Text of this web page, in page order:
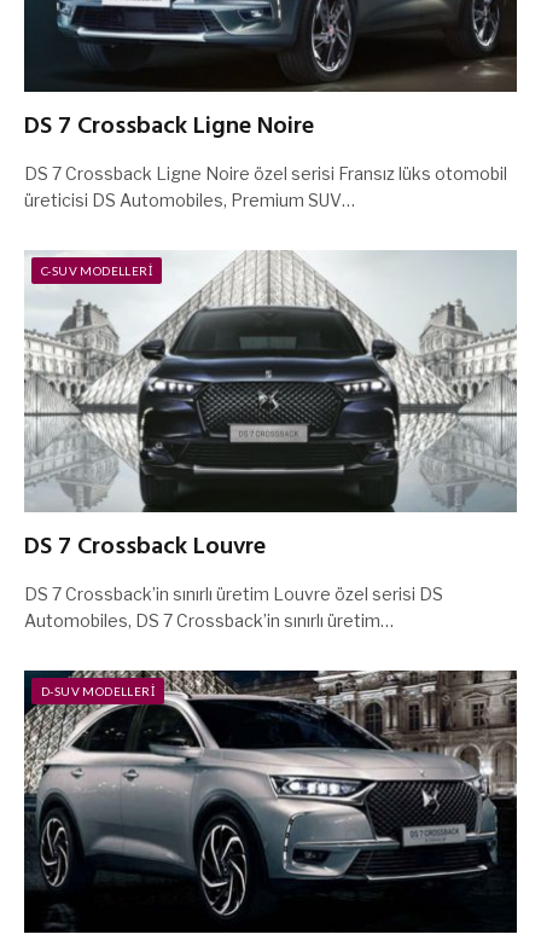
DS 7 Crossback Ligne Noire
DS 7 Crossback Ligne Noire özel serisi Fransız lüks otomobil
üreticisi DS Automobiles, Premium SUV…
C-SUV MODELLERI
DS 7 Crossback Louvre
DS 7 Crossback’in sınırlı üretim Louvre özel serisi DS
Automobiles, DS 7 Crossback’in sınırlı üretim…
D-SUV MODELLERI